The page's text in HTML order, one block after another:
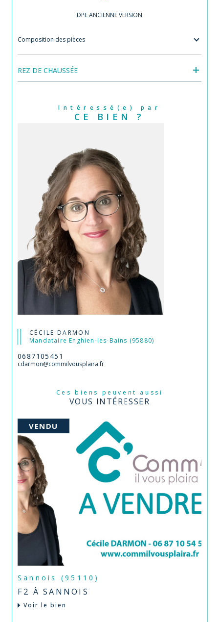
DPE ANCIENNE VERSION
Composition des pièces
REZ DE CHAUSSÉE
Intéressé(e) par
CE BIEN ?
CÉCILE DARMON
Mandataire Enghien-les-Bains (95880)
0687105451
cdarmon@commilvousplaira.fr
Ces biens peuvent aussi
VOUS INTÉRESSER
VENDU
Sannois (95110)
F2 À SANNOIS
Voir le bien